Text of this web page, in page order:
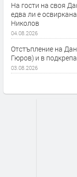
На гости на своя
едва ли е
Николов
04.08.2026
Отстъпление на
Гюров) и в
03.08.2026